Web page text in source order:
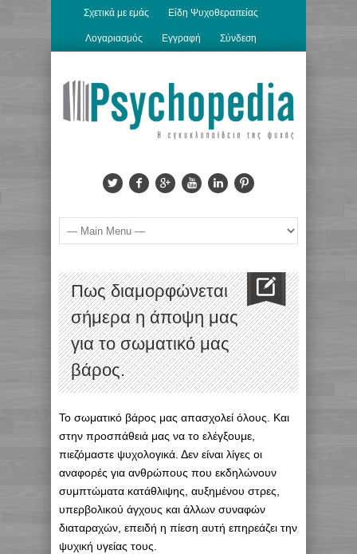
Σχετικά με εμάς Είδη Ψυχοθεραπείας
Λογαριασμός Εγγραφή Σύνδεση
Πως διαμορφώνεται
σήμερα η άποψη μας
για το σωματικό μας
βάρος.
Το σωματικό βάρος μας απασχολεί όλους. Και
στην προσπάθειά μας να το ελέγξουμε,
πιεζόμαστε ψυχολογικά. Δεν είναι λίγες οι
αναφορές για ανθρώπους που εκδηλώνουν
συμπτώματα κατάθλιψης, αυξημένου στρες,
υπερβολικού άγχους και άλλων συναφών
διαταραχών, επειδή η πίεση αυτή επηρεάζει την
ψυχική υγείας τους.